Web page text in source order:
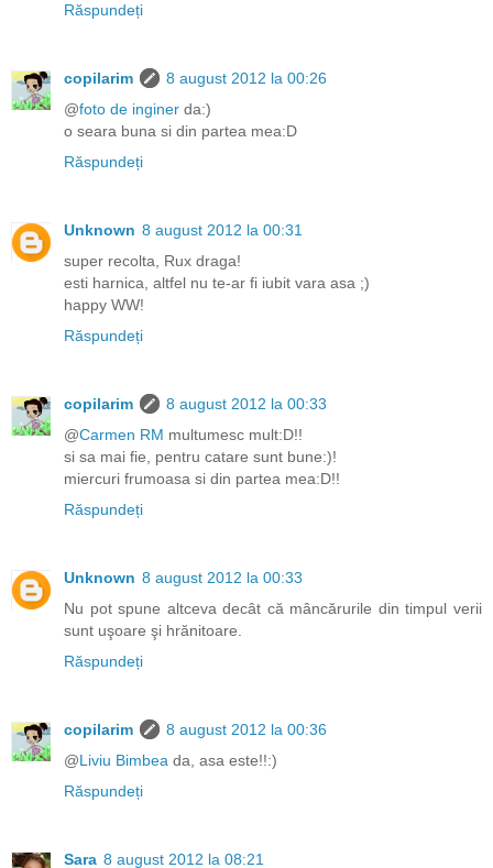
Răspundeți
copilarim
8 august 2012 la 00:26
@foto de inginer da:)
o seara buna si din partea mea:D
Răspundeți
Unknown 8 august 2012 la 00:31
super recolta, Rux draga!
esti harnica, altfel nu te-ar fi iubit vara asa ;)
happy WW!
Răspundeți
copilarim
8 august 2012 la 00:33
@Carmen RM multumesc mult:D!!
si sa mai fie, pentru catare sunt bune:)!
miercuri frumoasa si din partea mea:D!!
Răspundeți
Unknown 8 august 2012 la 00:33
Nu pot spune altceva decât că mâncărurile din timpul verii
sunt uşoare şi hrănitoare.
Răspundeți
copilarim
8 august 2012 la 00:36
@Liviu Bimbea da, asa este!!:)
Răspundeți
Sara 8 august 2012 la 08:21